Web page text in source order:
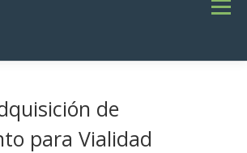
Menú
GENERALES- OBRAS VIALES
de
para Vialidad